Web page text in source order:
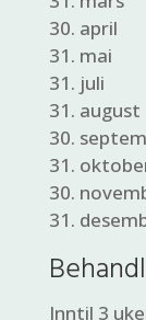
30. april
31. mai
31. juli
31. august
30.
31.
30.
31.
Inntil 3